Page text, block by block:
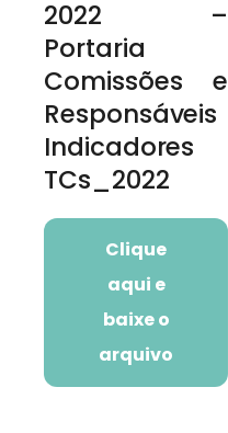
2022 –
Portaria
Comissões e
Responsáveis
Indicadores
TCs_2022
Clique
aqui e
baixe o
arquivo